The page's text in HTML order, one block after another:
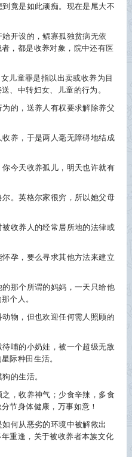
到竟是如此顽痴。现在是尾大不
开设的，鳏寡孤独贫病无依
，都是收养对象，院中还有医
儿童罪是指以出卖或收养为目
、中转妇女、儿童的行为。
的，送养人有权要求解除养父
收养 ，于是两人毫无障碍地结成
今天收养孤儿，明天也许就有
。英格尔家很穷，所以她父母
被收养人的经常居所地的法律或
孕，要么寻求其他方法来建立
的那个所谓的妈妈，一天只给他
个人。
动物，但也欢迎任何需人照顾的
哺的小奶娃，被一个超级无敌
际种田生活。
的生活。
之，收养神气；少食辛辣，多食
节身体健康，万事如意！
何从恶劣的环境中被解救出
重逢，关于被收养者本族文化